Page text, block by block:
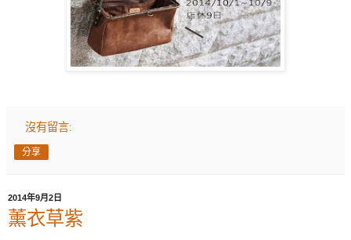
沒有留言:
分享
2014年9月2日
薰衣草紫